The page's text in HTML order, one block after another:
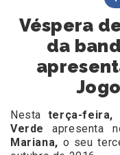
Véspera
da
Nesta terça-feira,
Verde
apresenta
Mariana, o seu